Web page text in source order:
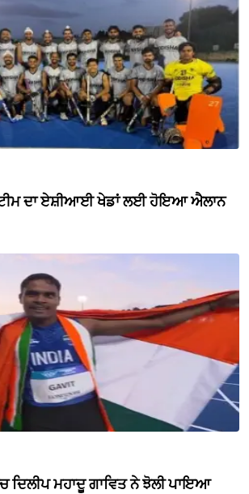
ਟੀਮ ਦਾ ਏਸ਼ੀਆਈ ਖੇਡਾਂ ਲਈ ਹੋਇਆ ਐਲਾਨ
ਦਿਲੀਪ ਮਹਾਦੂ ਗਾਵਿਤ ਨੇ ਝੋਲੀ ਪਾਇਆ